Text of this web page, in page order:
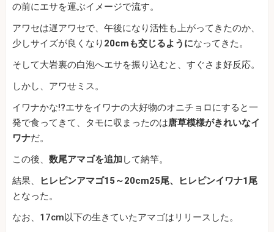
の前にエサを運ぶイメージで流す。
アワセは遅アワセで、午後になり活性も上がってきたのか、
少しサイズが良くなり 20cmも交じるようになってきた。
そして大岩裏の白泡へエサを振り込むと、すぐさま好反応。
しかし、アワせミス。
イワナかな!?エサをイワナの大好物のオニチョロにすると一
発で食ってきて、タモに収まったのは唐草模様がきれいなイ
ワナだ。
この後、 数尾アマゴを追加 して納竿。
結果、
ヒレピンアマゴ15～20cm25尾、ヒレピンイワナ1尾
となった。
なお、17cm以下の生きていたアマゴはリリースした。